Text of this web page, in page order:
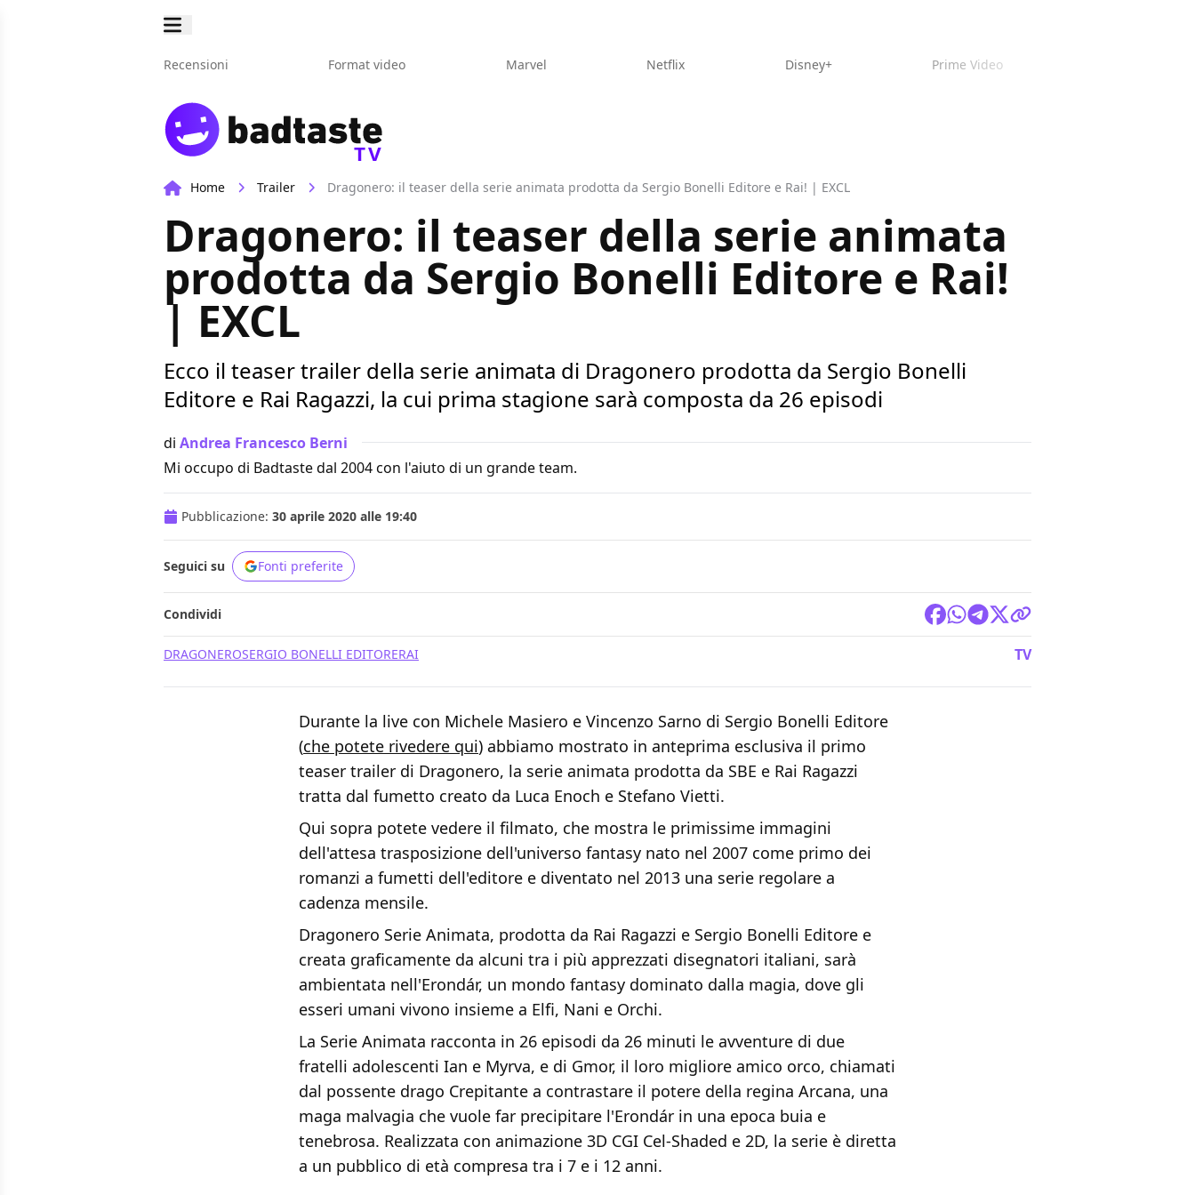
Recensioni Format video Marvel Netflix Disney+ Prime Video
TV
Home Trailer Dragonero: il teaser della serie animata prodotta da Sergio Bonelli Editore e Rai! | EXCL
Dragonero: il teaser della serie animata
prodotta da Sergio Bonelli Editore e Rai!
| EXCL
Ecco il teaser trailer della serie animata di Dragonero prodotta da Sergio Bonelli
Editore e Rai Ragazzi, la cui prima stagione sarà composta da 26 episodi
di Andrea Francesco Berni
Mi occupo di Badtaste dal 2004 con l'aiuto di un grande team.
Pubblicazione: 30 aprile 2020 alle 19:40
Seguici su Fonti preferite
Condividi
DRAGONEROSERGIO BONELLI EDITORERAI TV
Durante la live con Michele Masiero e Vincenzo Sarno di Sergio Bonelli Editore
(che potete rivedere qui) abbiamo mostrato in anteprima esclusiva il primo
teaser trailer di Dragonero, la serie animata prodotta da SBE e Rai Ragazzi
tratta dal fumetto creato da Luca Enoch e Stefano Vietti.
Qui sopra potete vedere il filmato, che mostra le primissime immagini
dell'attesa trasposizione dell'universo fantasy nato nel 2007 come primo dei
romanzi a fumetti dell'editore e diventato nel 2013 una serie regolare a
cadenza mensile.
Dragonero Serie Animata, prodotta da Rai Ragazzi e Sergio Bonelli Editore e
creata graficamente da alcuni tra i più apprezzati disegnatori italiani, sarà
ambientata nell'Erondár, un mondo fantasy dominato dalla magia, dove gli
esseri umani vivono insieme a Elfi, Nani e Orchi.
La Serie Animata racconta in 26 episodi da 26 minuti le avventure di due
fratelli adolescenti Ian e Myrva, e di Gmor, il loro migliore amico orco, chiamati
dal possente drago Crepitante a contrastare il potere della regina Arcana, una
maga malvagia che vuole far precipitare l'Erondár in una epoca buia e
tenebrosa. Realizzata con animazione 3D CGI Cel-Shaded e 2D, la serie è diretta
a un pubblico di età compresa tra i 7 e i 12 anni.